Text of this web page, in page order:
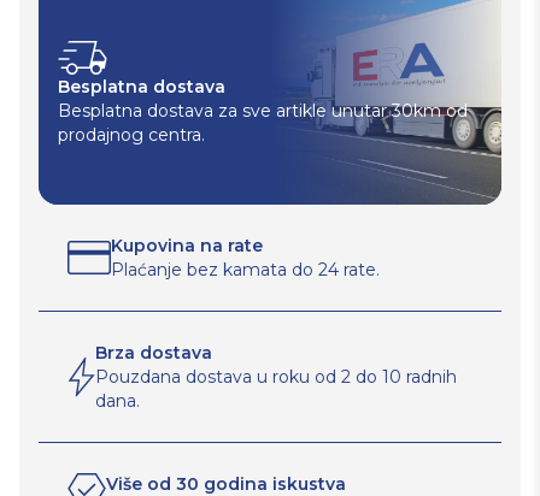
Besplatna dostava
Besplatna dostava za sve artikle unutar 30km od
prodajnog centra.
Kupovina na rate
Plaćanje bez kamata do 24 rate.
Brza dostava
Pouzdana dostava u roku od 2 do 10 radnih
dana.
Više od 30 godina iskustva